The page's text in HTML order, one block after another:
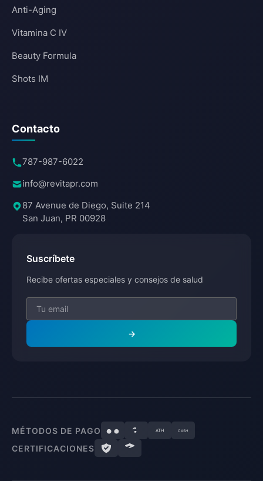
Anti-Aging
Vitamina C IV
Beauty Formula
Shots IM
Contacto
787-987-6022
info@revitapr.com
87 Avenue de Diego, Suite 214
San Juan, PR 00928
Suscríbete
Recibe ofertas especiales y consejos de salud
→
MÉTODOS DE PAGO ATH CASH
CERTIFICACIONES